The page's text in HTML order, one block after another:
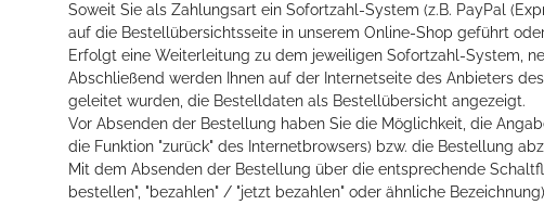
Soweit Sie als Zahlungsart ein Sofortzahl-System (z.B. PayPal
auf die Bestellübersichtsseite in unserem Online-Shop geführt
Erfolgt eine Weiterleitung zu dem jeweiligen Sofortzahl-System,
Abschließend werden Ihnen auf der Internetseite des Anbieters
geleitet wurden, die Bestelldaten als Bestellübersicht angezeigt.
Vor Absenden der Bestellung haben Sie die Möglichkeit, die
die Funktion "zurück" des Internetbrowsers) bzw. die Bestellung
Mit dem Absenden der Bestellung über die entsprechende
bestellen", "bezahlen" / "jetzt bezahlen" oder ähnliche